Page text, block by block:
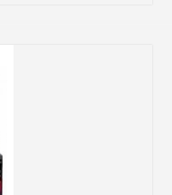
i malowania
z klasycznej palety
Uzyskiwane są
pigmentom
w najmniejszy
uzyskać farby